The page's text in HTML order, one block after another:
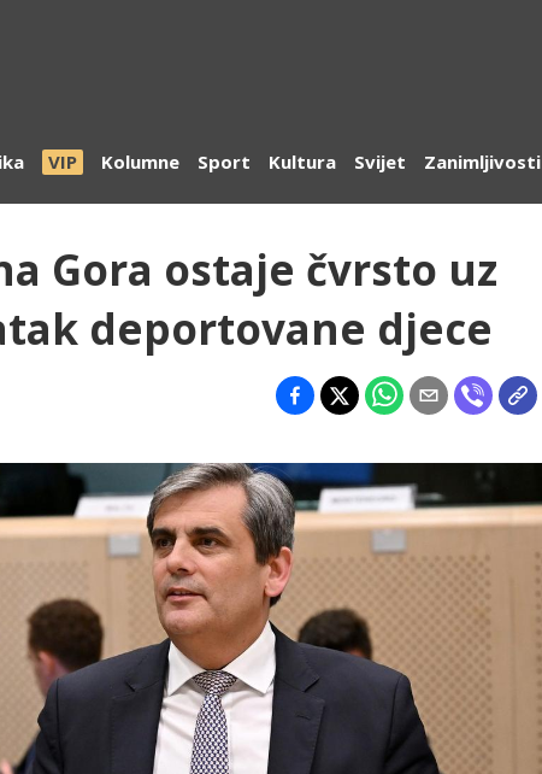
VIP Kolumne Sport Kultura Svijet Zanimljivosti
Gora ostaje čvrsto uz
deportovane djece